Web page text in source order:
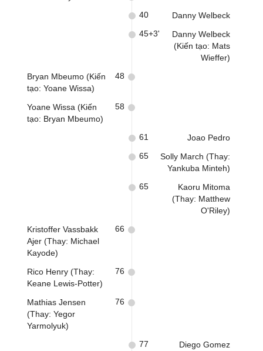
Danny Welbeck
40
Danny Welbeck
(Kiến tạo: Mats
Wieffer)
45+3'
Bryan Mbeumo (Kiến
tạo: Yoane Wissa)
48
Yoane Wissa (Kiến
tạo: Bryan Mbeumo)
58
Joao Pedro
61
Solly March (Thay:
Yankuba Minteh)
65
Kaoru Mitoma
(Thay: Matthew
O'Riley)
65
Kristoffer Vassbakk
Ajer (Thay: Michael
Kayode)
66
Rico Henry (Thay:
Keane Lewis-Potter)
76
Mathias Jensen
(Thay: Yegor
Yarmolyuk)
76
Diego Gomez
77